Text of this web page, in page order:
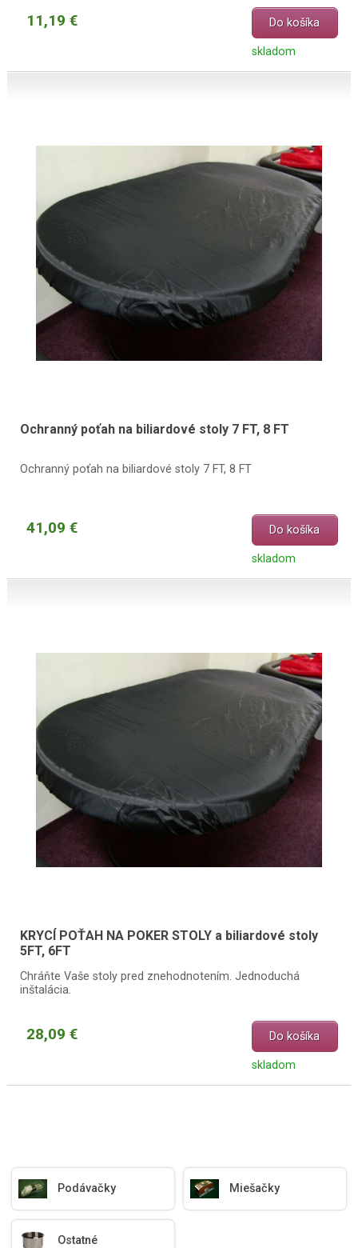
11,19 € Do košíka
skladom
Ochranný poťah na biliardové stoly 7 FT, 8 FT
Ochranný poťah na biliardové stoly 7 FT, 8 FT
41,09 € Do košíka
skladom
KRYCÍ POŤAH NA POKER STOLY a biliardové stoly
5FT, 6FT
Chráňte Vaše stoly pred znehodnotením. Jednoduchá
inštalácia.
28,09 € Do košíka
skladom
Podávačky Miešačky
Ostatné